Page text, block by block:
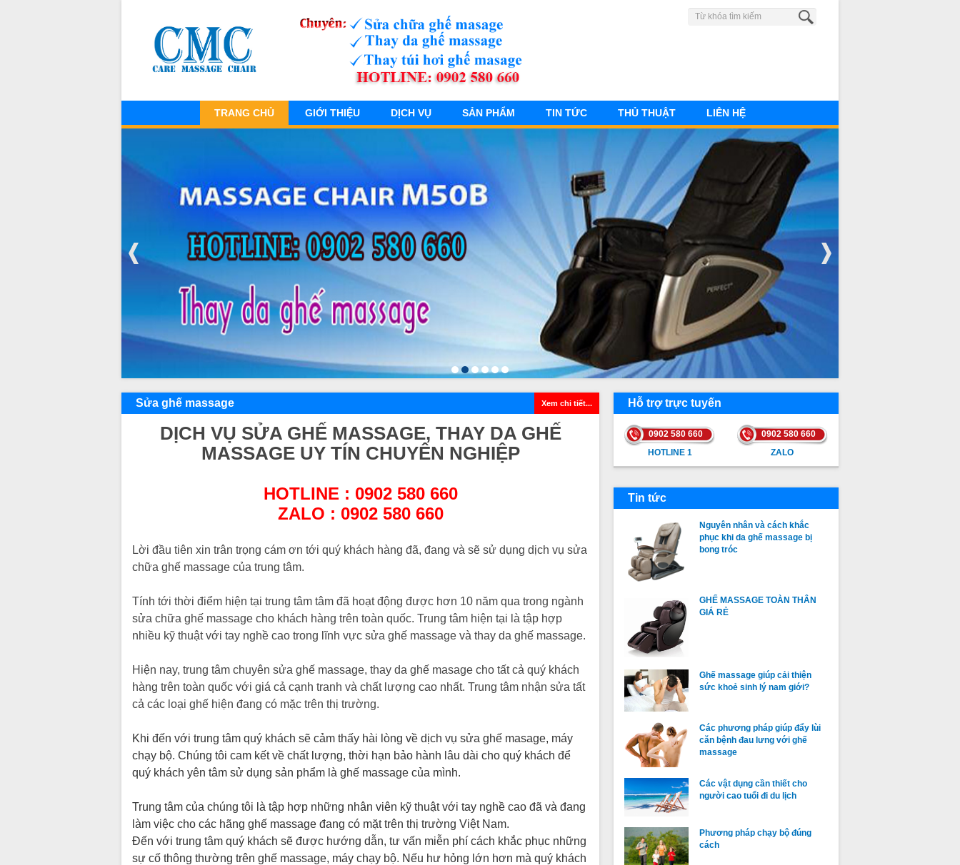
TRANG CHỦ GIỚI THIỆU DỊCH VỤ SẢN PHẨM TIN TỨC THỦ THUẬT LIÊN HỆ
Sửa ghế massage Xem chi tiết...
DỊCH VỤ SỬA GHẾ MASSAGE, THAY DA GHẾ
MASSAGE UY TÍN CHUYÊN NGHIỆP
HOTLINE : 0902 580 660
ZALO : 0902 580 660
Lời đầu tiên xin trân trọng cám ơn tới quý khách hàng đã, đang và sẽ sử dụng dịch vụ sửa
chữa ghế massage của trung tâm.
Tính tới thời điểm hiện tại trung tâm tâm đã hoạt động được hơn 10 năm qua trong ngành
sửa chữa ghế massage cho khách hàng trên toàn quốc. Trung tâm hiện tại là tập hợp
nhiều kỹ thuật với tay nghề cao trong lĩnh vực sửa ghế massage và thay da ghế massage.
Hiện nay, trung tâm chuyên sửa ghế massage, thay da ghế masage cho tất cả quý khách
hàng trên toàn quốc với giá cả cạnh tranh và chất lượng cao nhất. Trung tâm nhận sửa tất
cả các loại ghế hiện đang có mặc trên thị trường.
Khi đến với trung tâm quý khách sẽ cảm thấy hài lòng về dịch vụ sửa ghế masage, máy
chạy bộ. Chúng tôi cam kết về chất lượng, thời hạn bảo hành lâu dài cho quý khách để
quý khách yên tâm sử dụng sản phẩm là ghế massage của mình.
Trung tâm của chúng tôi là tập hợp những nhân viên kỹ thuật với tay nghề cao đã và đang
làm việc cho các hãng ghế massage đang có mặt trên thị trường Việt Nam.
Đến với trung tâm quý khách sẽ được hướng dẫn, tư vấn miễn phí cách khắc phục những
sự cố thông thường trên ghế massage, máy chạy bộ. Nếu hư hỏng lớn hơn mà quý khách
Hỗ trợ trực tuyến
0902 580 660
HOTLINE 1
HOTLINE 1
0902 580 660
ZALO
ZALO
Tin tức
Nguyên nhân và cách khắc
phục khi da ghế massage bị
bong tróc
GHẾ MASSAGE TOÀN THÂN
GIÁ RẺ
Ghế massage giúp cải thiện
sức khoẻ sinh lý nam giới?
Các phương pháp giúp đẩy lùi
căn bệnh đau lưng với ghế
massage
Các vật dụng cần thiết cho
người cao tuổi đi du lịch
Phương pháp chạy bộ đúng
cách